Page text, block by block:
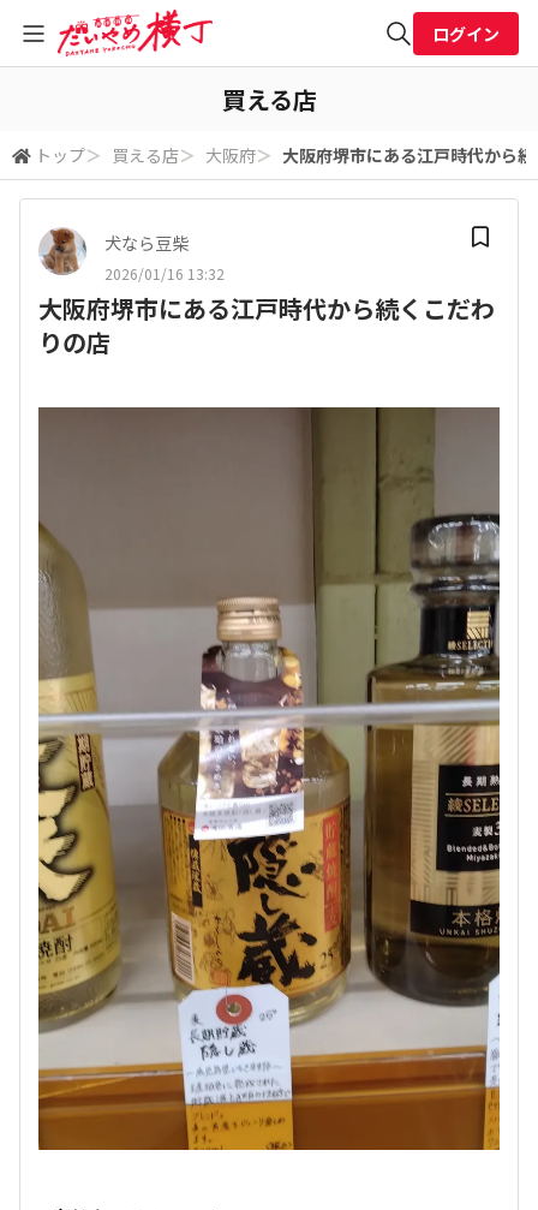
検索
ログイン
買える店
トップ＞ 買える店＞ 大阪府＞ 大阪府堺市にある江戸時代から
犬なら豆柴
2026/01/16 13:32
大阪府堺市にある江戸時代から続くこだわ
りの店